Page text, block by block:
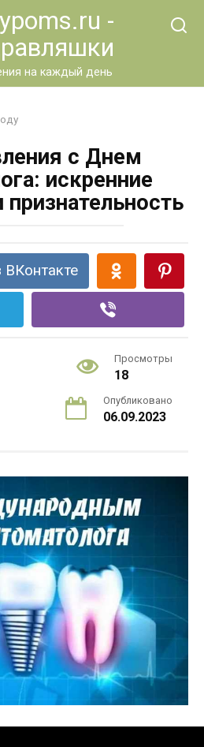
-
на каждый день
с Днем
искренние
ВКонтакте
Просмотры
18
Опубликовано
06.09.2023